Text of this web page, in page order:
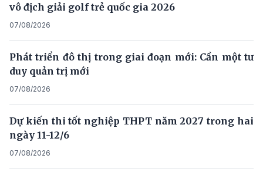
vô địch giải golf trẻ quốc gia 2026
07/08/2026
Phát triển đô thị trong giai đoạn mới: Cần một tư
duy quản trị mới
07/08/2026
Dự kiến thi tốt nghiệp THPT năm 2027 trong hai
ngày 11-12/6
07/08/2026